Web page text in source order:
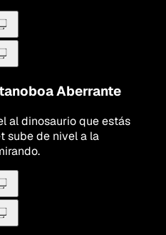
Aberrante
al dinosaurio que estás
sube de nivel a la